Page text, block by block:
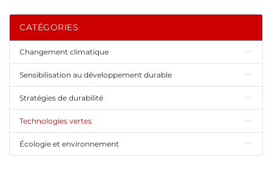
CATÉGORIES
Changement climatique
Sensibilisation au développement durable
Stratégies de durabilité
Technologies vertes
Écologie et environnement